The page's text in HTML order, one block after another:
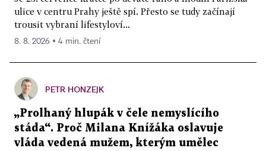
ulice v centru Prahy ještě spí. Přesto se tudy začínají
trousit vybraní lifestyloví...
8. 8. 2026 ▪ 4 min. čtení
PETR HONZEJK
„Prolhaný hlupák v čele nemyslícího
stáda“. Proč Milana Knížáka oslavuje
vláda vedená mužem, kterým umělec